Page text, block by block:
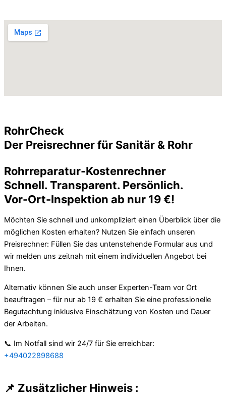
RohrCheck
Der Preisrechner für Sanitär & Rohr
Rohrreparatur-Kostenrechner
Schnell. Transparent. Persönlich.
Vor-Ort-Inspektion ab nur 19 €!
Möchten Sie schnell und unkompliziert einen Überblick über die
möglichen Kosten erhalten? Nutzen Sie einfach unseren
Preisrechner: Füllen Sie das untenstehende Formular aus und
wir melden uns zeitnah mit einem individuellen Angebot bei
Ihnen.
Alternativ können Sie auch unser Experten-Team vor Ort
beauftragen – für nur ab 19 € erhalten Sie eine professionelle
Begutachtung inklusive Einschätzung von Kosten und Dauer
der Arbeiten.
📞 Im Notfall sind wir 24/7 für Sie erreichbar:
+494022898688
📌 Zusätzlicher Hinweis :